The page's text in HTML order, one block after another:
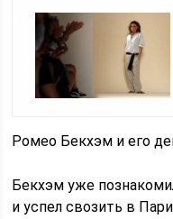
Ромео Бекхэм и его
Бекхэм уже
и успел свозить в